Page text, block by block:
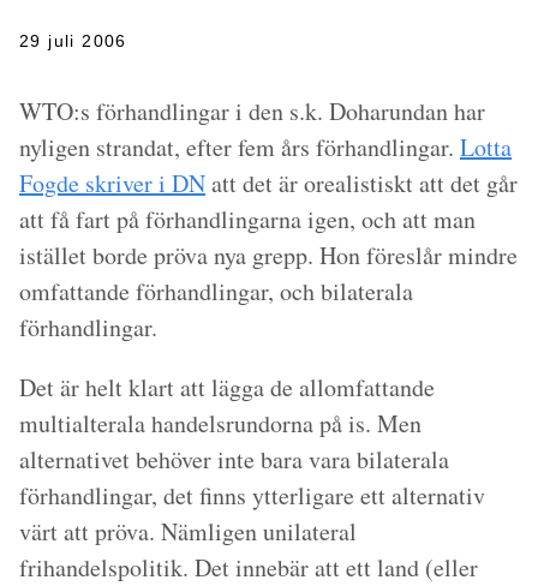
29 juli 2006
WTO:s förhandlingar i den s.k. Doharundan har
nyligen strandat, efter fem års förhandlingar. Lotta
Fogde skriver i DNatt det är orealistiskt att det går
att få fart på förhandlingarna igen, och att man
istället borde pröva nya grepp. Hon föreslår mindre
omfattande förhandlingar, och bilaterala
förhandlingar.
Det är helt klart att lägga de allomfattande
multialterala handelsrundorna på is. Men
alternativet behöver inte bara vara bilaterala
förhandlingar, det finns ytterligare ett alternativ
värt att pröva. Nämligen unilateral
frihandelspolitik. Det innebär att ett land (eller